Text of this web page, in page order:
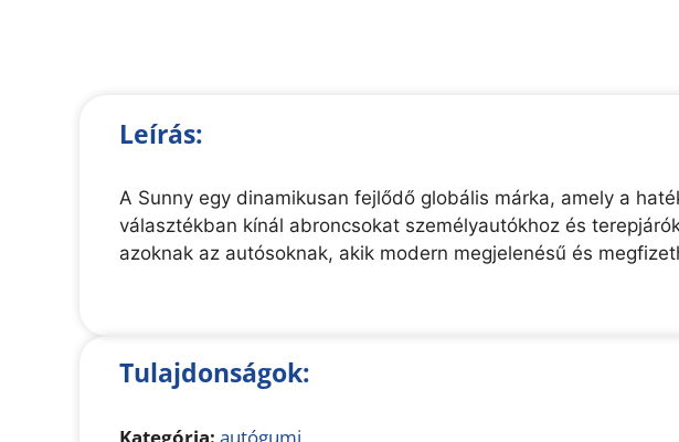
Leírás:
A Sunny egy dinamikusan fejlődő globális márka, amely a
választékban kínál abroncsokat személyautókhoz és
azoknak az autósoknak, akik modern megjelenésű és
Tulajdonságok: